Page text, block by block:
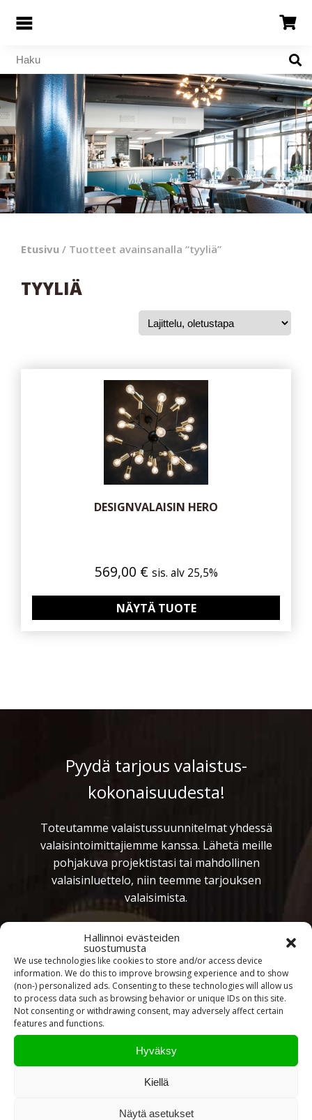
Hallinnoi evästeiden
suostumusta
We use technologies like cookies to store and/or access device
information. We do this to improve browsing experience and to show
(non-) personalized ads. Consenting to these technologies will allow us
to process data such as browsing behavior or unique IDs on this site.
Not consenting or withdrawing consent, may adversely affect certain
features and functions.
Hyväksy
Kiellä
Näytä asetukset
Etusivu / Tuotteet avainsanalla “tyyliä”
TYYLIÄ
DESIGNVALAISIN HERO
569,00 € sis. alv 25,5%
NÄYTÄ TUOTE
Pyydä tarjous valaistus­
kokonaisuudesta!
Toteutamme valaistussuunnitelmat yhdessä
valaisintoimittajiemme kanssa. Lähetä meille
pohjakuva projektistasi tai mahdollinen
valaisinluettelo, niin teemme tarjouksen
valaisimista.
Nimi*